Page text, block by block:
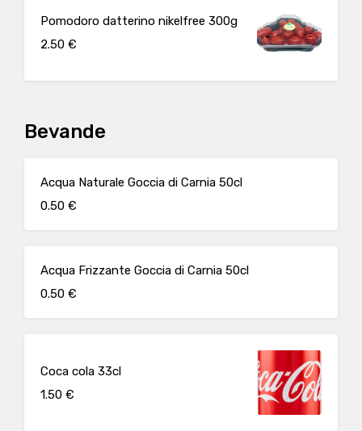
Pomodoro datterino nikelfree 300g
2.50 €
Bevande
Acqua Naturale Goccia di Carnia 50cl
0.50 €
Acqua Frizzante Goccia di Carnia 50cl
0.50 €
Coca cola 33cl
1.50 €